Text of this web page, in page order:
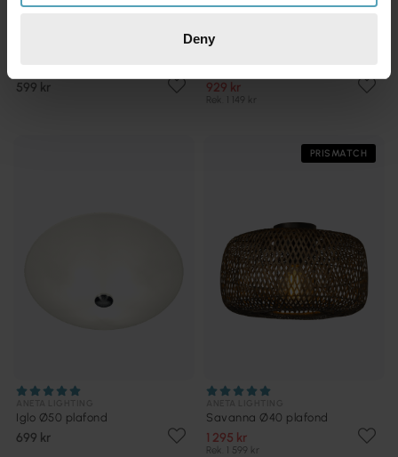
Deny
599 kr 929 kr
Rek. 1 149 kr
Iglo Ø50 plafond
699 kr
PRISMATCH
Savanna Ø40 plafond
1 295 kr
Rek. 1 599 kr